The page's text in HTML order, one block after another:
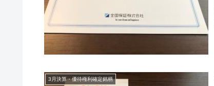
3月決算・優待権利確定銘柄